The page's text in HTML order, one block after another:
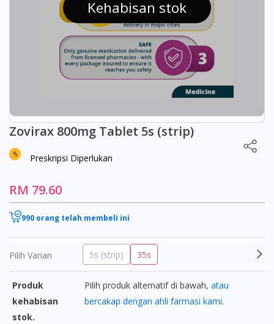
Kehabisan stok
Zovirax 800mg Tablet 5s (strip)
Preskripsi Diperlukan
RM 79.60
990 orang telah membeli ini
Pilih Varian 5s (strip) 35s
Produk
kehabisan
stok.
Pilih produk alternatif di bawah,atau
bercakap dengan ahli farmasi kami.